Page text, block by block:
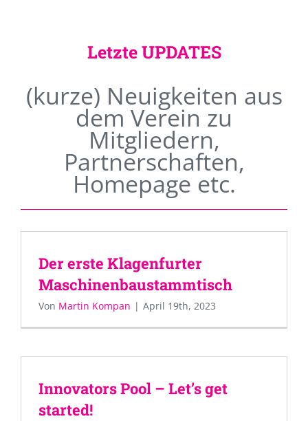
Letzte UPDATES
(kurze) Neuigkeiten aus
dem Verein zu
Mitgliedern,
Partnerschaften,
Homepage etc.
Der erste Klagenfurter
Maschinenbaustammtisch
Von Martin Kompan | April 19th, 2023
Innovators Pool – Let’s get
started!